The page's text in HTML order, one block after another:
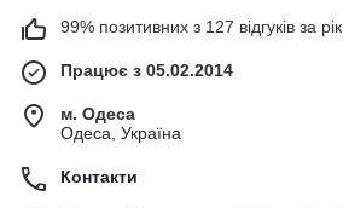
99% позитивних з 127 відгуків за рік
Працює з 05.02.2014
м. Одеса
Одеса, Україна
Контакти